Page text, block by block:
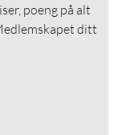
poeng på alt
ditt